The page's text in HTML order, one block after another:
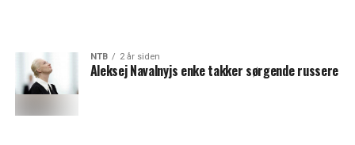
NTB 2 år siden
Aleksej Navalnyjs enke takker sørgende russere